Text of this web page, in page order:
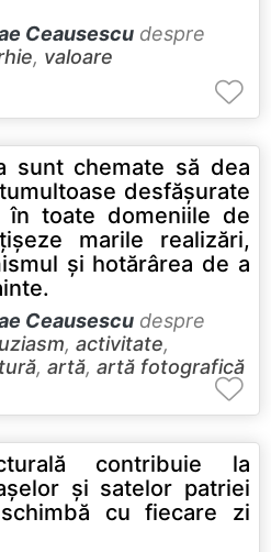
Ceausescu despre
, valoare
sunt chemate să dea
desfăşurate
în toate domeniile de
marile realizări,
şi hotărârea de a
Ceausescu despre
, activitate,
, artă, artă fotografică
contribuie la
şi satelor patriei
cu fiecare zi